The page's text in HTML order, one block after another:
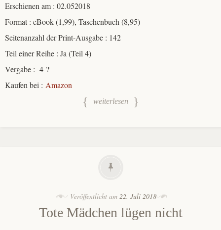
Erschienen am : 02.052018
Format : eBook (1,99), Taschenbuch (8,95)
Seitenanzahl der Print-Ausgabe : 142
Teil einer Reihe : Ja (Teil 4)
Vergabe : 4 ?
Kaufen bei : Amazon
weiterlesen
Veröffentlicht am 22. Juli 2018
Tote Mädchen lügen nicht